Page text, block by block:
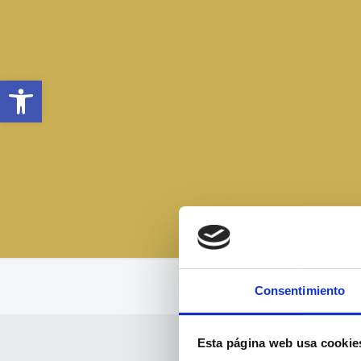
Consentimiento
Esta página web usa
Abrir barra de herramientas